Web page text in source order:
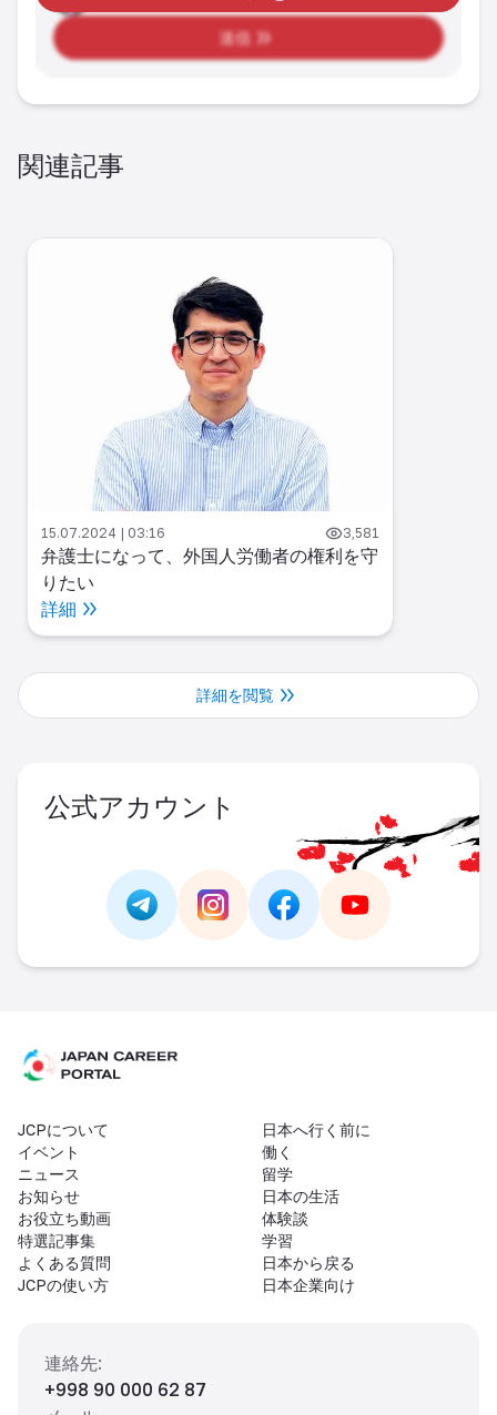
送信
関連記事
15.07.2024 | 03:16 3,581
弁護士になって、外国人労働者の権利を守
りたい
詳細
詳細を閲覧
公式アカウント
Link - https://t.me/https://
Link -
JCPについて
イベント
ニュース
お知らせ
お役立ち動画
特選記事集
よくある質問
JCPの使い方
日本へ行く前に
働く
留学
日本の生活
体験談
学習
日本から戻る
日本企業向け
連絡先:
+998 90 000 62 87